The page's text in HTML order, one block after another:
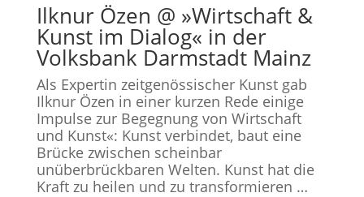
Ilknur Özen @ »Wirtschaft &
Kunst im Dialog« in der
Volksbank Darmstadt Mainz
Als Expertin zeitgenössischer Kunst gab
Ilknur Özen in einer kurzen Rede einige
Impulse zur Begegnung von Wirtschaft
und Kunst«: Kunst verbindet, baut eine
Brücke zwischen scheinbar
unüberbrückbaren Welten. Kunst hat die
Kraft zu heilen und zu transformieren …